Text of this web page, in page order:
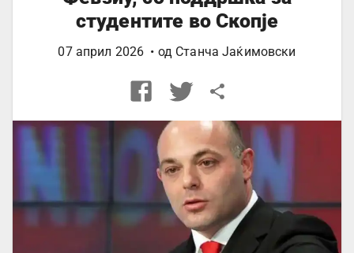
студентите во Скопје
07 април 2026 • од Станча Јаќимовски